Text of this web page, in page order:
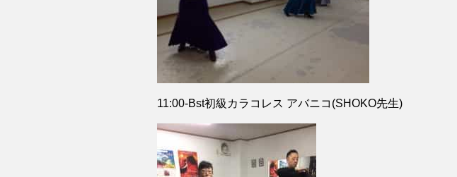
11:00-Bst初級カラコレス アバニコ(SHOKO先生)